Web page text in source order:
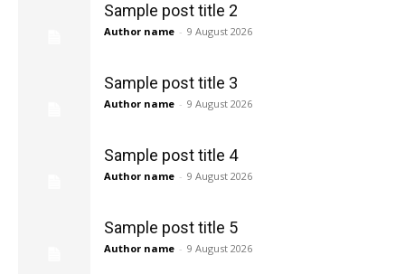
Sample post title 2
Author name - 9 August 2026
Sample post title 3
Author name - 9 August 2026
Sample post title 4
Author name - 9 August 2026
Sample post title 5
Author name - 9 August 2026